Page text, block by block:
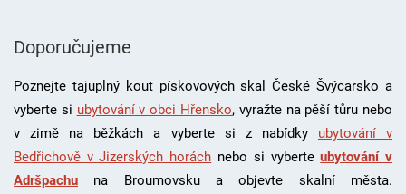
Doporučujeme
Poznejte tajuplný kout pískovových skal České Švýcarsko a
vyberte si ubytování v obci Hřensko, vyražte na pěší tůru nebo
v zimě na běžkách a vyberte si z nabídky ubytování v
Bedřichově v Jizerských horách nebo si vyberteubytování v
Adršpachu
na Broumovsku a objevte skalní města.